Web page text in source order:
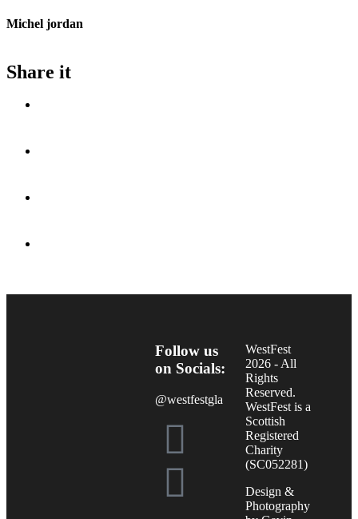
Michel jordan
Share it
Follow us
on Socials:
@westfestgla
WestFest
2026 - All
Rights
Reserved.
WestFest is a
Scottish
Registered
Charity
(SC052281)
Design &
Photography